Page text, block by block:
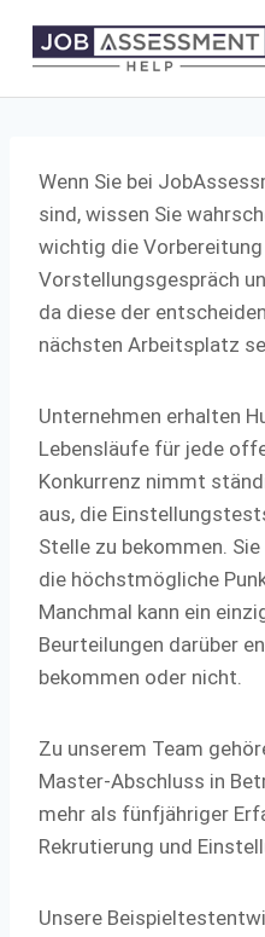
Wenn Sie bei
sind, wissen Sie
wichtig die Vorbereitung
Vorstellungsgespräch
da diese der
nächsten Arbeitsplatz
Unternehmen erhalten
Lebensläufe für jede
Konkurrenz nimmt
aus, die
Stelle zu bekommen.
die höchstmögliche
Manchmal kann ein
Beurteilungen darüber
bekommen oder nicht.
Zu unserem Team
Master-Abschluss in
mehr als fünfjähriger
Rekrutierung und
Unsere